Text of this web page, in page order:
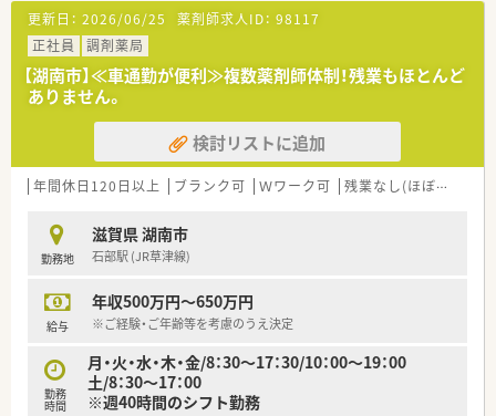
更新日： 2026/06/25 薬剤師求人ID： 98117
正社員
調剤薬局
【湖南市】≪車通勤が便利≫複数薬剤師体制！残業もほとんど
ありません。
検討リストに追加
年間休日120日以上 ブランク可 Ｗワーク可 残業なし(ほぼなし含む)
勤務地
滋賀県 湖南市
石部駅 (JR草津線)
給与
年収500万円～650万円
※ご経験・ご年齢等を考慮のうえ決定
勤務
時間
月・火・水・木・金/8：30～17：30/10：00～19：00
土/8：30～17：00
※週40時間のシフト勤務